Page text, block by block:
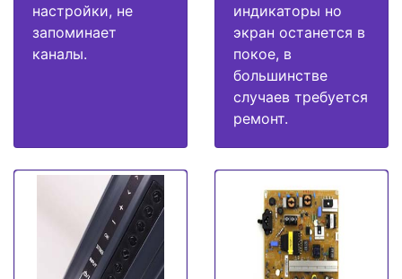
настройки, не
запоминает
каналы.
индикаторы но
экран останется в
покое, в
большинстве
случаев требуется
ремонт.